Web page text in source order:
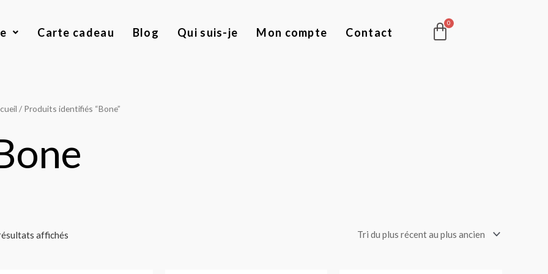
Carte cadeau Blog Qui suis-je Mon compte Contact Panier
/ Produits identifiés “Bone”
affichés